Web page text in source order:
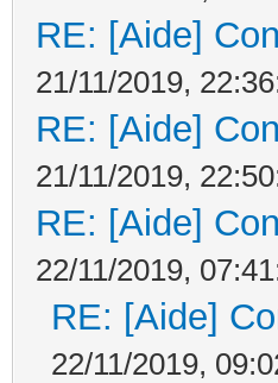
RE: [Aide]
21/11/2019,
RE: [Aide]
21/11/2019,
RE: [Aide]
22/11/2019,
RE: [Aide]
22/11/2019,